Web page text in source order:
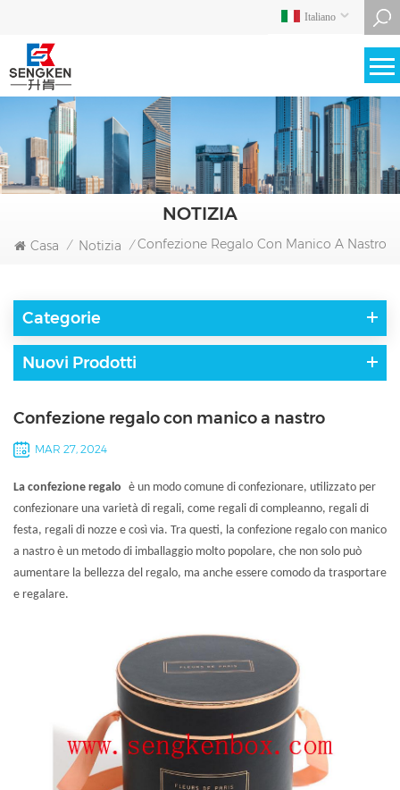
Italiano
NOTIZIA
Casa / Notizia / Confezione Regalo Con Manico A Nastro
Categorie
Nuovi Prodotti
Confezione regalo con manico a nastro
MAR 27, 2024
La confezione regalo è un modo comune di confezionare, utilizzato per
confezionare una varietà di regali, come regali di compleanno, regali di
festa, regali di nozze e così via. Tra questi, la confezione regalo con manico
a nastro è un metodo di imballaggio molto popolare, che non solo può
aumentare la bellezza del regalo, ma anche essere comodo da trasportare
e regalare.